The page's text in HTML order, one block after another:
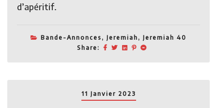
d’apéritif.
Bande-Annonces, Jeremiah, Jeremiah 40
Share:
11 Janvier 2023